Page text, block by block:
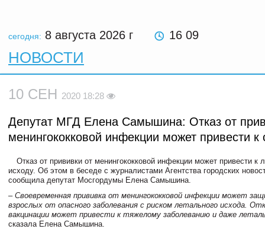
сегодня: 8 августа 2026 г 16:09
НОВОСТИ
10 СЕН 2020 18:28
Депутат МГД Елена Самышина: Отказ от
менингококковой инфекции может привести к
Отказ от прививки от менингококковой инфекции может привести к
исходу. Об этом в беседе с журналистами Агентства городских
сообщила депутат Мосгордумы Елена Самышина.
– Своевременная прививка от менингококковой инфекции может
взрослых от опасного заболевания с риском летального исхода.
вакцинации может привести к тяжелому заболеванию и даже
сказала Елена Самышина.